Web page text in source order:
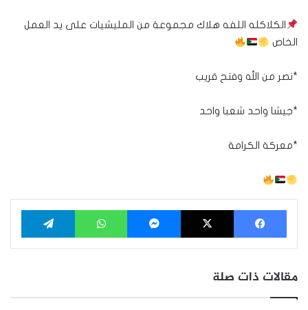
الكلاكله اللفه هلاك مجموعة من المليشيات على يد العمل
الخاص
*نصر من الله وفتح قريب
*جيشا واحد شعبا واحد
*معركة الكرامة
فيسبوك ‫X ماسنجر واتساب
مقالات ذات صلة